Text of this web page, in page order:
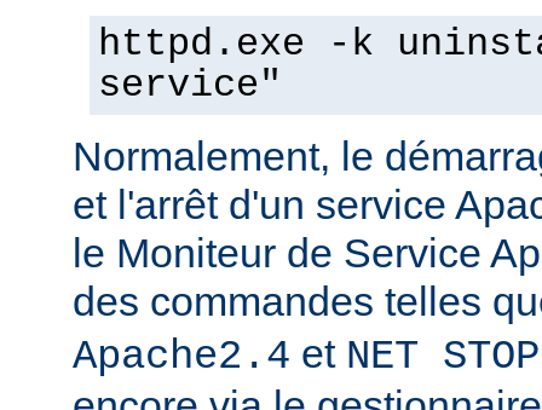
httpd.exe -k
service"
Normalement, le
et l'arrêt d'un service
le Moniteur de Service
des commandes telles
Apache2.4 et NET